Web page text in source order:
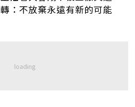
轉：不放棄永遠有新的可能